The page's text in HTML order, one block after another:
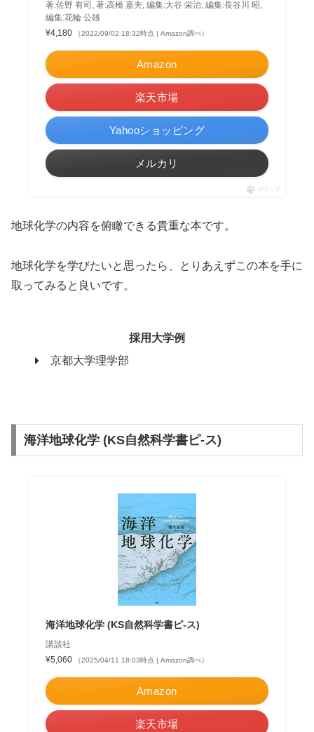
著:佐野 有司, 著:高橋 嘉夫, 編集:大谷 栄治, 編集:長谷川 昭,
編集:花輪 公雄
¥4,180
（2022/09/02 18:32時点 | Amazon調べ）
Amazon
楽天市場
Yahooショッピング
メルカリ
ポチップ
地球化学の内容を俯瞰できる貴重な本です。
地球化学を学びたいと思ったら、とりあえずこの本を手に
取ってみると良いです。
採用大学例
京都大学理学部
海洋地球化学 (KS自然科学書ピ-ス)
海洋地球化学 (KS自然科学書ピ-ス)
講談社
¥5,060
（2025/04/11 18:03時点 | Amazon調べ）
Amazon
楽天市場